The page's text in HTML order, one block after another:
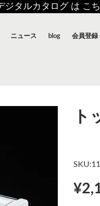
ジタルカタログ は こ
ニュース blog 会員登録
ト